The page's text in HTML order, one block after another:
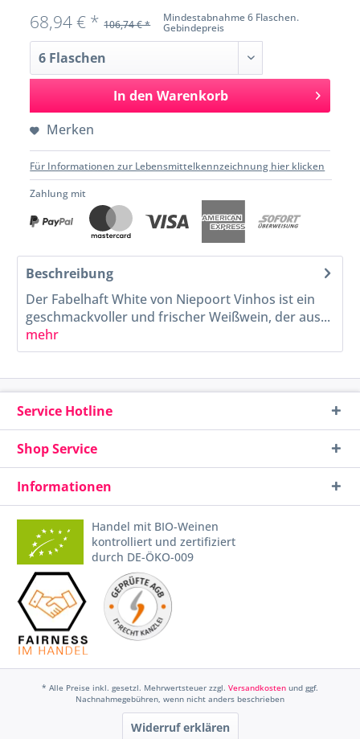
Mindestabnahme 6 Flaschen.
Gebindepreis
68,94 € * 106,74 € *
In den Warenkorb
Merken
Für Informationen zur Lebensmittelkennzeichnung hier klicken
Zahlung mit
Beschreibung
Der Fabelhaft White von Niepoort Vinhos ist ein
geschmackvoller und frischer Weißwein, der aus...
mehr
Service Hotline
Shop Service
Informationen
Handel mit BIO-Weinen
kontrolliert und zertifiziert
durch DE-ÖKO-009
* Alle Preise inkl. gesetzl. Mehrwertsteuer zzgl. Versandkosten und ggf.
Nachnahmegebühren, wenn nicht anders beschrieben
Widerruf erklären